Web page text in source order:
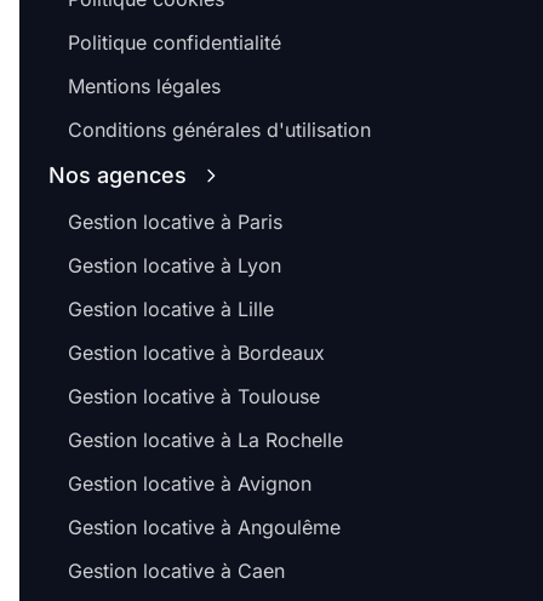
Politique confidentialité
Mentions légales
Conditions générales d'utilisation
Nos agences
Gestion locative à Paris
Gestion locative à Lyon
Gestion locative à Lille
Gestion locative à Bordeaux
Gestion locative à Toulouse
Gestion locative à La Rochelle
Gestion locative à Avignon
Gestion locative à Angoulême
Gestion locative à Caen